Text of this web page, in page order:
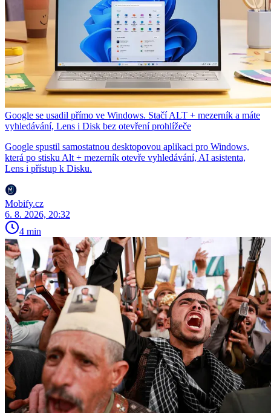
Google se usadil přímo ve Windows. Stačí ALT + mezerník a máte
vyhledávání, Lens i Disk bez otevření prohlížeče
Google spustil samostatnou desktopovou aplikaci pro Windows,
která po stisku Alt + mezerník otevře vyhledávání, AI asistenta,
Lens i přístup k Disku.
Mobify.cz
6. 8. 2026, 20:32
4 min